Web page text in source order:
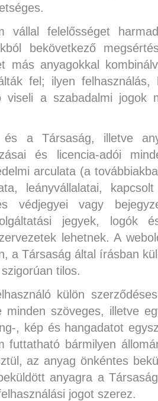
vállal felelősséget
bekövetkező
más anyagokkal
fel; ilyen felhasználás,
viseli a szabadalmi jogok
a Társaság, illetve
és licencia-adói
arculata (a
leányvállalatai,
védjegyei vagy
jegyek, logók
lehetnek. A
a Társaság által írásban
tilos.
külön
minden szöveges, illetve
, kép és hangadatot
futtatható bármilyen
az anyag önkéntes
anyagra a
jogot szerez.